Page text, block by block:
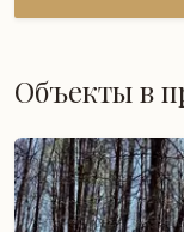
Объекты в